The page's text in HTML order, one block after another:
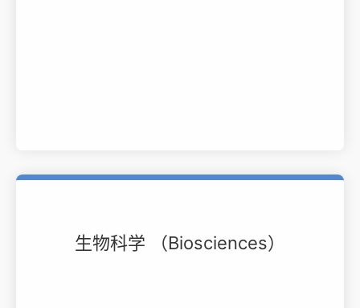
生物科学 （Biosciences）